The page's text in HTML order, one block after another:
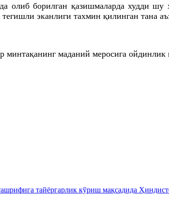
олиб борилган қазишмаларда худди
эканлиги тахмин қилинган тана
маданий меросига
тайёргарлик кўриш мақсадида